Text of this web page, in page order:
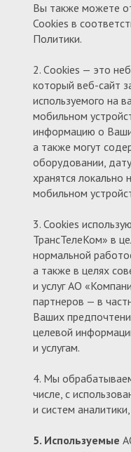
Вы также можете
Cookies в
Политики.
2. Сookies — это
который веб-сайт
используемого на
мобильном
информацию о
а также могут
оборудовании,
хранятся
мобильном
3. Cookies
ТрансТелеКом» в
нормальной
а также в целях
и услуг АО
партнеров — в
Ваших
целевой
и услугам.
4. Мы
числе, с
и систем
5. Используемые